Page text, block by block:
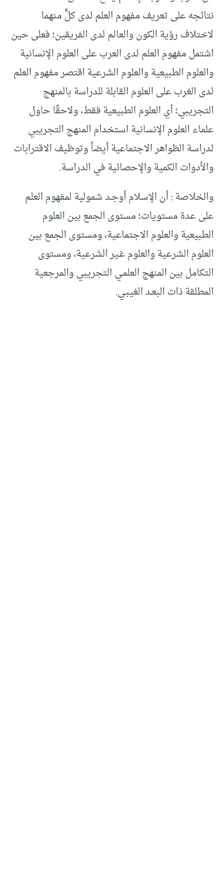
نتائجه على تعريف مفهوم العلم لدى كلٍّ منهما
لاختلاف رؤية الكون والعالم لدى الفريقين؛ فعلى حين
اشتمل مفهوم العلم لدى العرب على العلوم الإنسانية
والعلوم الطبيعية والعلوم الشرعية اقتصر مفهوم العلم
لدى الغرب على العلوم القابلة للدراسة بالمنهج
التجريبي؛ أي العلوم الطبيعية فقط، ولاحقًا حاول
علماء العلوم الإنسانية استخدام المنهج التجريبي
لدراسة الظواهر الاجتماعية أيضاً وتوظيف الاقترابات
والأدوات الكمية والإحصائية في الدراسة.
والخلاصة : أن الإسلام أوجـد شمولية لمفهوم العلم
على عدة مستويات؛ مستوى الجمع بين العلوم
الطبيعية والعلوم الاجتماعية، ومستوى الجمع بين
العلوم الشرعية والعلوم غـير الشرعية، ومستوى
التكامل بين المنهج العلمـي التجريبي والمرجعية
المطلقة ذات البعـد الغيبـي.